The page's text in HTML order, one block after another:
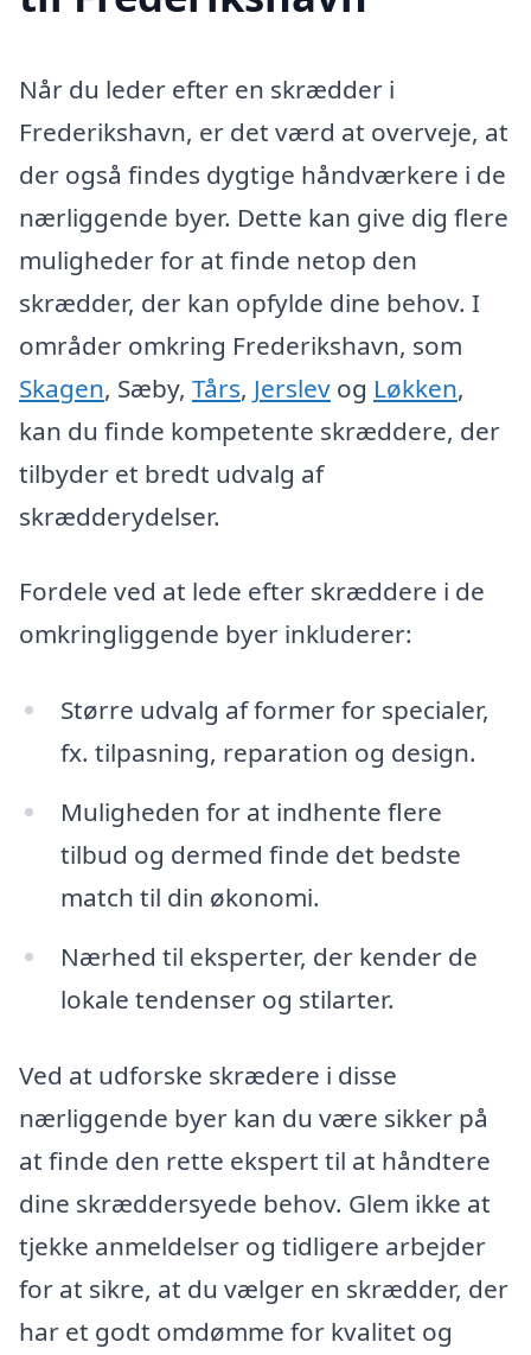
Når du leder efter en skrædder i
Frederikshavn, er det værd at overveje, at
der også findes dygtige håndværkere i de
nærliggende byer. Dette kan give dig flere
muligheder for at finde netop den
skrædder, der kan opfylde dine behov. I
områder omkring Frederikshavn, som
Skagen, Sæby, Tårs, Jerslev og Løkken,
kan du finde kompetente skræddere, der
tilbyder et bredt udvalg af
skrædderydelser.
Fordele ved at lede efter skræddere i de
omkringliggende byer inkluderer:
Større udvalg af former for specialer,
fx. tilpasning, reparation og design.
Muligheden for at indhente flere
tilbud og dermed finde det bedste
match til din økonomi.
Nærhed til eksperter, der kender de
lokale tendenser og stilarter.
Ved at udforske skrædere i disse
nærliggende byer kan du være sikker på
at finde den rette ekspert til at håndtere
dine skræddersyede behov. Glem ikke at
tjekke anmeldelser og tidligere arbejder
for at sikre, at du vælger en skrædder, der
har et godt omdømme for kvalitet og